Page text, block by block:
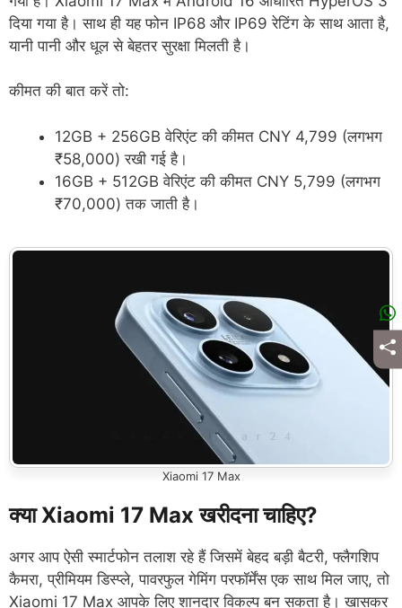
दिया गया है। साथ ही यह फोन IP68 और IP69 रेटिंग के साथ आता है,
यानी पानी और धूल से बेहतर सुरक्षा मिलती है।
कीमत की बात करें तो:
12GB + 256GB वेरिएंट की कीमत CNY 4,799 (लगभग
₹58,000) रखी गई है।
16GB + 512GB वेरिएंट की कीमत CNY 5,799 (लगभग
₹70,000) तक जाती है।
Xiaomi 17 Max
क्या Xiaomi 17 Max खरीदना चाहिए?
अगर आप ऐसी स्मार्टफोन तलाश रहे हैं जिसमें बेहद बड़ी बैटरी, फ्लैगशिप
कैमरा, प्रीमियम डिस्प्ले, पावरफुल गेमिंग परफॉर्मेंस एक साथ मिल जाए, तो
Xiaomi 17 Max आपके लिए शानदार विकल्प बन सकता है। खासकर